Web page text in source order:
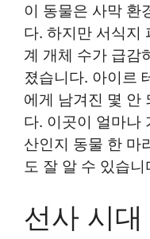
이 동물은 사막 환
다. 하지만 서식지
계 개체 수가 급감
졌습니다. 아이르
에게 남겨진 몇 안
다. 이곳이 얼마나
산인지 동물 한 마
도 잘 알 수 있습니
선사 시